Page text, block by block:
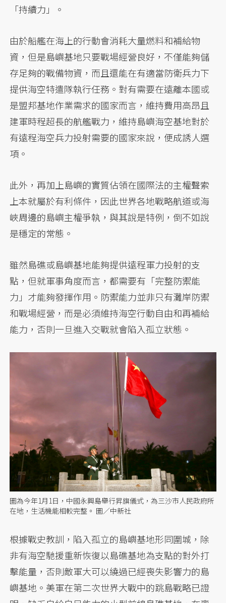
「持續力」。
由於船艦在海上的行動會消耗大量燃料和補給物
資，但是島嶼基地只要戰場經營良好，不僅能夠儲
存足夠的戰備物資，而且還能在有適當防衛兵力下
提供海空特遣隊執行任務。對有需要在遠離本國或
是盟邦基地作業需求的國家而言，維持費用高昂且
建軍時程超長的航艦戰力，維持島嶼海空基地對於
有遠程海空兵力投射需要的國家來說，便成誘人選
項。
此外，再加上島嶼的實質佔領在國際法的主權聲索
上本就屬於有利條件，因此世界各地戰略航道或海
峽周邊的島嶼主權爭執，與其說是特例，倒不如說
是穩定的常態。
雖然島礁或島嶼基地能夠提供遠程軍力投射的支
點，但就軍事角度而言，都需要有「完整防禦能
力」才能夠發揮作用。防禦能力並非只有灘岸防禦
和戰場經營，而是必須維持海空行動自由和再補給
能力，否則一旦進入交戰就會陷入孤立狀態。
圖為今年1月1日，中國永興島舉行昇旗儀式，為三沙市人民政府所
在地，生活機能相較完整。 圖／中新社
根據戰史教訓，陷入孤立的島嶼基地形同圍城，除
非有海空馳援重新恢復以島礁基地為支點的對外打
擊能量，否則敵軍大可以繞過已經喪失影響力的島
嶼基地。美軍在第二次世界大戰中的跳島戰略已證